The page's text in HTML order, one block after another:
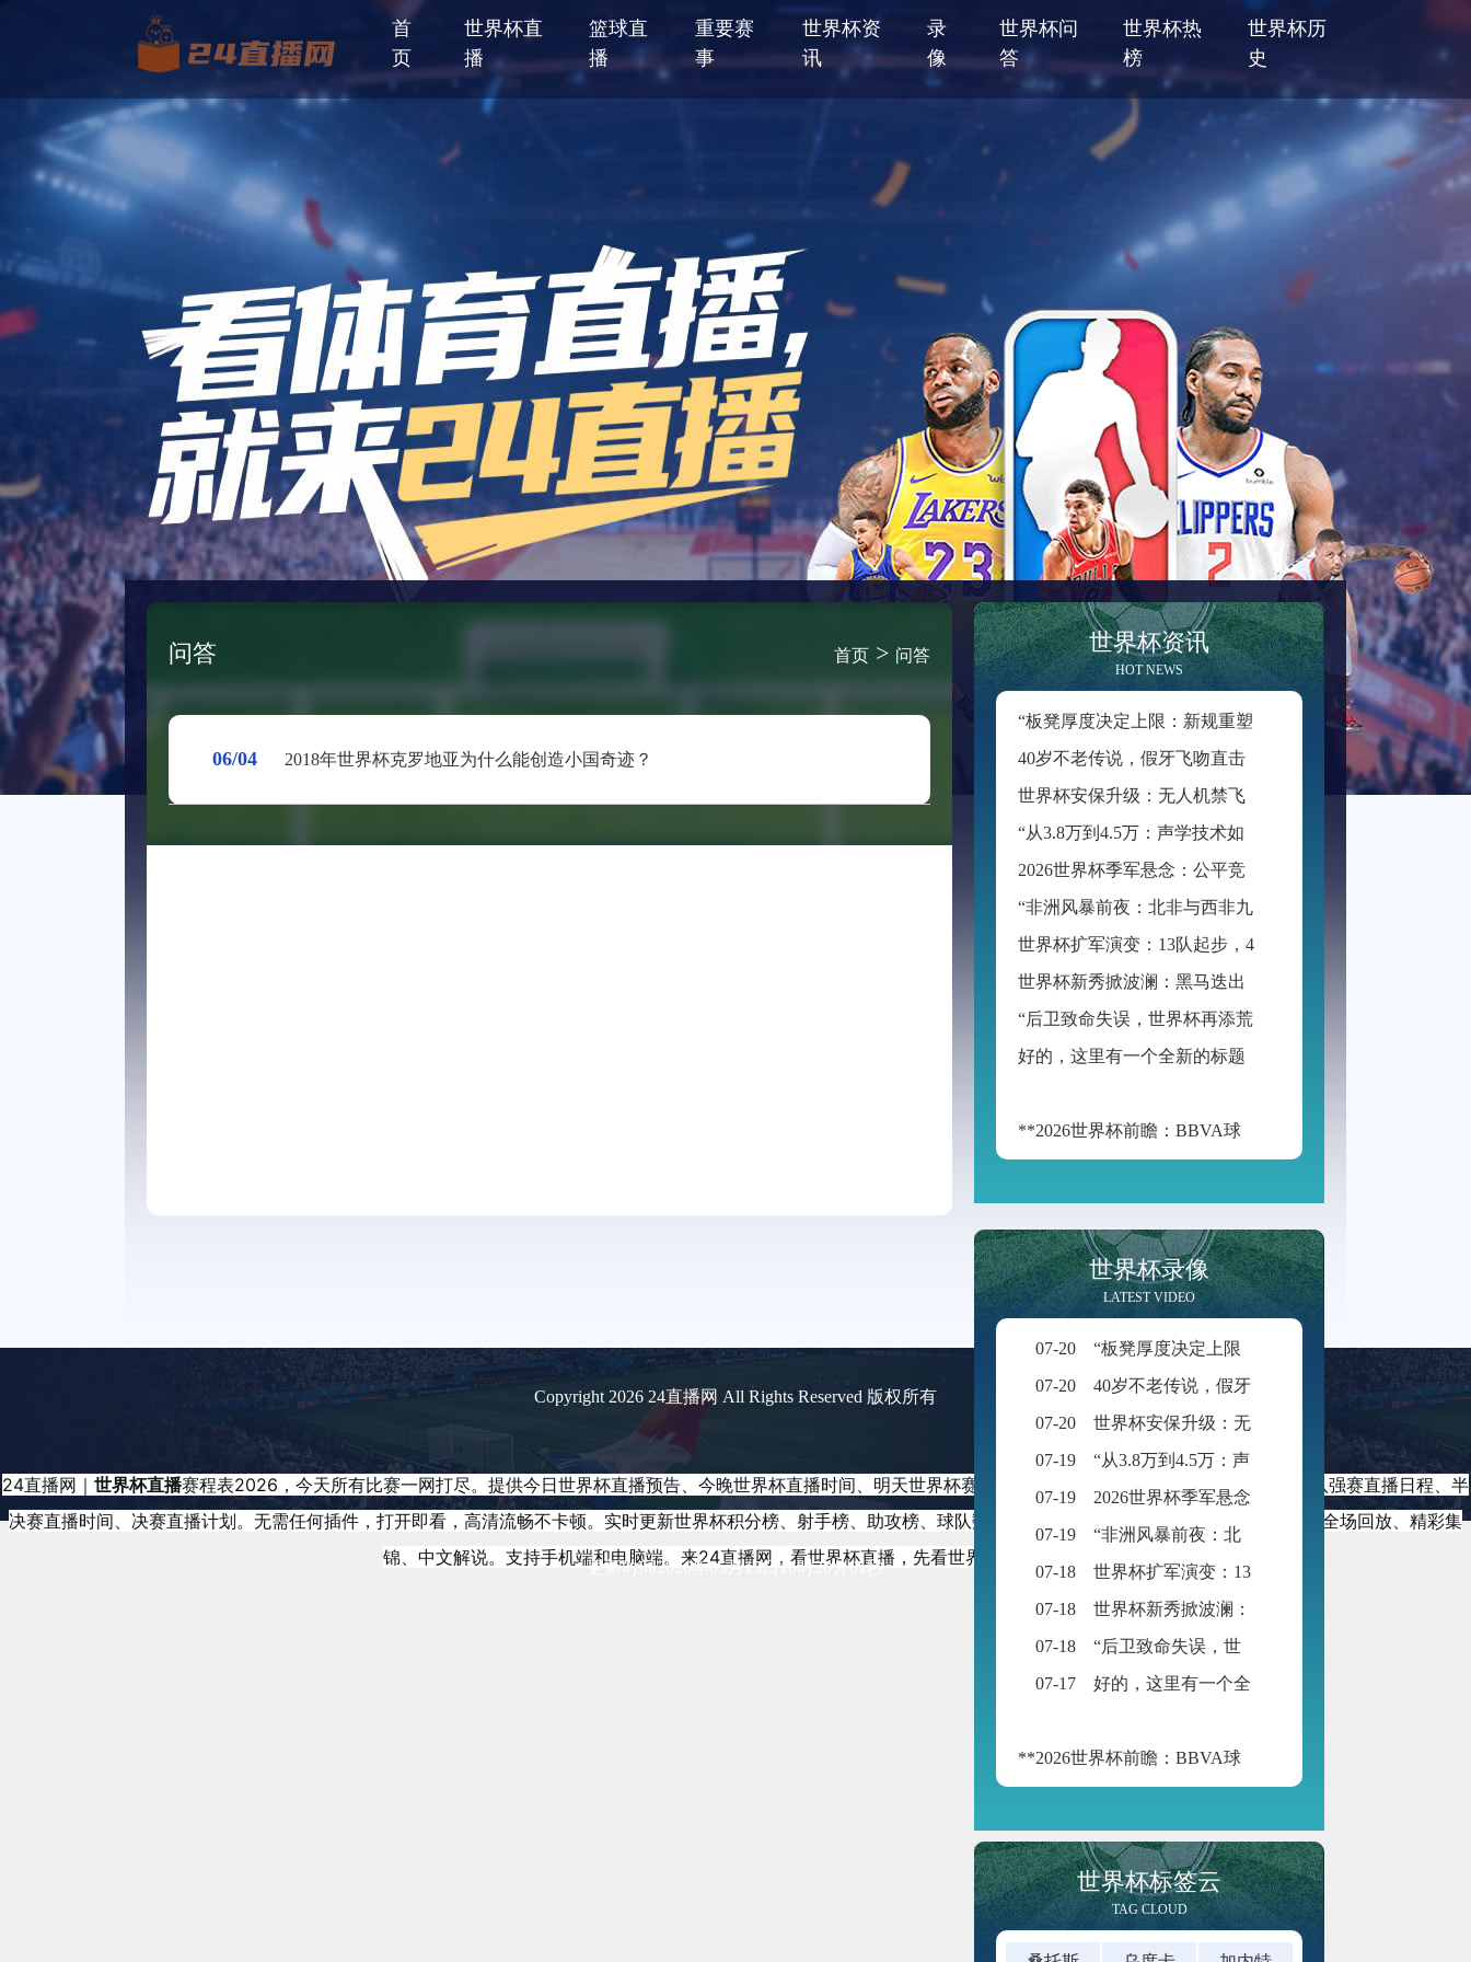
首
页
世界杯直
播
篮球直
播
重要赛
事
世界杯资
讯
录
像
世界杯问
答
世界杯热
榜
世界杯历
史
问答 首页 > 问答
06/04 2018年世界杯克罗地亚为什么能创造小国奇迹？
世界杯资讯
HOT NEWS
**2026世界杯前瞻：BBVA球场的“空气动力学”——538米海拔如何改写足球的抛物线**
世界杯录像
LATEST VIDEO
07-20
“板凳厚度决定上限：新规重塑世界杯积分格局”
07-20
40岁不老传说，假牙飞吻直击破门一刻
07-20
世界杯安保升级：无人机禁飞范围扩展至周边2公里
07-19
“从3.8万到4.5万：声学技术如何重塑BMO Field的世界杯级声场体验”
07-19
2026世界杯季军悬念：公平竞赛分或成最终胜负手
07-19
“非洲风暴前夜：北非与西非九强争锋，世界杯入场券暗战升级”
07-18
世界杯扩军演变：13队起步，48队启航
07-18
世界杯新秀掀波澜：黑马迭出挑战传统强权
07-18
“后卫致命失误，世界杯再添荒诞瞬间”
07-17
好的，这里有一个全新的标题供您参考：
**2026世界杯前瞻：BBVA球场的“空气动力学”——538米海拔如何改写足球的抛物线**
世界杯标签云
TAG CLOUD
Copyright 2026 24直播网 All Rights Reserved 版权所有
24直播网｜ 世界杯直播赛程表2026，今天所有比赛一网打尽。提供今日世界杯直播预告、今晚世界杯直播时间、明天世界杯赛程、小组赛直播时间表、淘汰赛直播安排、八强赛直播日程、半
决赛直播时间、决赛直播计划。无需任何插件，打开即看，高清流畅不卡顿。实时更新世界杯积分榜、射手榜、助攻榜、球队数据、球员数据。还有世界杯直播录像回放、全场回放、精彩集
锦、中文解说。支持手机端和电脑端。来24直播网，看世界杯直播，先看世界杯直播赛程表
更新时间2026年05月15日16时20分01秒